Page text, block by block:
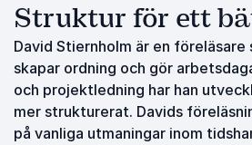
Struktur för ett
David Stiernholm är en
skapar ordning och gör
och projektledning har han
mer strukturerat. Davids
på vanliga utmaningar inom